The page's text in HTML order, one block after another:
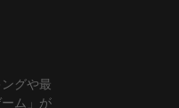
グや最
ム」が